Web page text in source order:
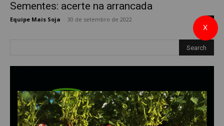
Sementes: acerte na arrancada
Equipe Mais Soja 30 de setembro de 2022
X